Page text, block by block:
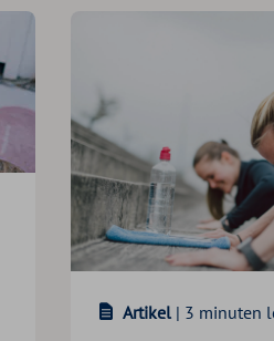
Artikel | 3 minuten